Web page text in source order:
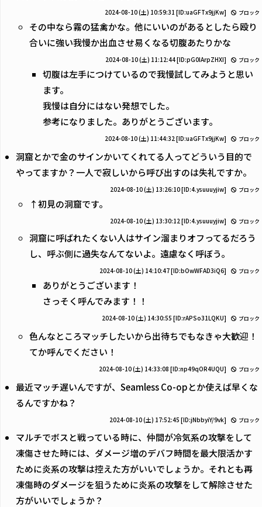
2024-08-10 (土) 10:59:31 [ID:uaGFTx9jjKw] ブロック
その中なら霧の猛禽かな。他にいいのがあるとしたら殴り
合いに強い我慢か出血させ易くなる切腹あたりかな
2024-08-10 (土) 11:12:44[ID:pG0IArpZHXI] ブロック
切腹は左手につけているので我慢試してみようと思い
ます。
我慢は自分にはない発想でした。
参考になりました。ありがとうございます。
2024-08-10 (土) 11:44:32 [ID:uaGFTx9jjKw] ブロック
洞窟とかで金のサインかいてくれてる人ってどういう目的で
やってますか？一人で寂しいから呼び出すのは失礼ですか。
2024-08-10 (土) 13:26:10[ID:4.ysuuuyjiw] ブロック
↑初見の洞窟です。
2024-08-10 (土) 13:30:12 [ID:4.ysuuuyjiw] ブロック
洞窟に呼ばれたくない人はサイン溜まりオフってるだろう
し、呼ぶ側に過失なんてないよ。遠慮なく呼ぼう。
2024-08-10 (土) 14:10:47[ID:bOwWFAD3iQ6] ブロック
ありがとうございます！
さっそく呼んでみます！！
2024-08-10 (土) 14:30:55 [ID:rAPSo31LQKU] ブロック
色んなところマッチしたいから出待ちでもなきゃ大歓迎！
てか呼んでください！
2024-08-10 (土) 14:33:08 [ID:np49qOR4UQU] ブロック
最近マッチ遅いんですが、Seamless Co-opとか使えば早くな
るんですかね？
2024-08-10 (土) 17:52:45 [ID:jNbbyiY/9vk] ブロック
マルチでボスと戦っている時に、仲間が冷気系の攻撃をして
凍傷させた時には、ダメージ増のデバフ時間を最大限活かす
ために炎系の攻撃は控えた方がいいでしょうか。それとも再
凍傷時のダメージを狙うために炎系の攻撃をして解除させた
方がいいでしょうか？